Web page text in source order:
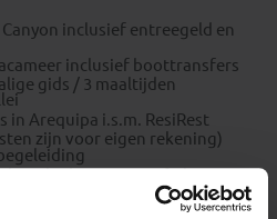
inclusief entreegeld en
inclusief boottransfers
gids / 3 maaltijden
in Arequipa i.s.m. ResiRest
zijn voor eigen rekening)
op specifieke